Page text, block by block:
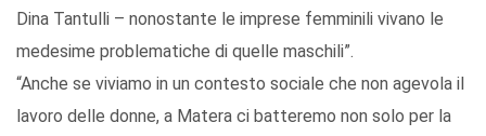
Dina Tantulli – nonostante le imprese femminili vivano le
medesime problematiche di quelle maschili”.
“Anche se viviamo in un contesto sociale che non agevola il
lavoro delle donne, a Matera ci batteremo non solo per la